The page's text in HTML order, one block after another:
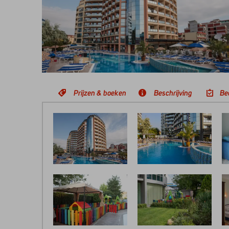
Prijzen & boeken Beschrijving